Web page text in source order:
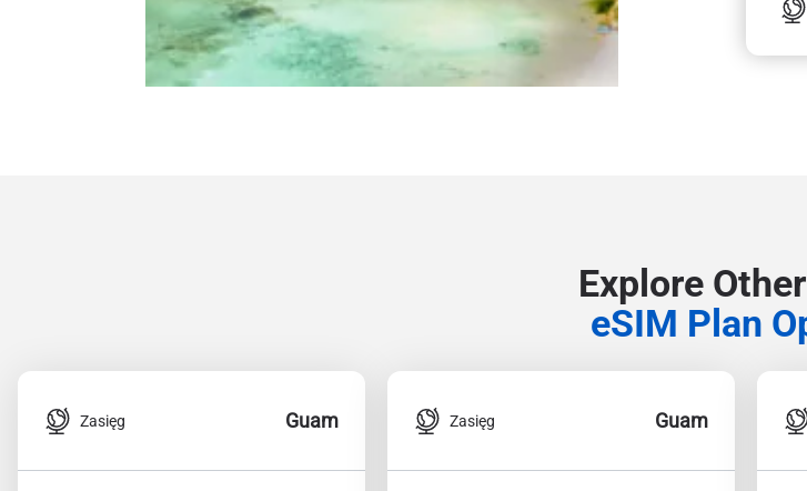
Explore
eSIM Plan
Zasięg Guam Zasięg Guam